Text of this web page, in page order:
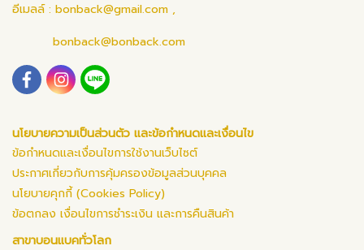
อีเมลล์ : bonback@gmail.com ,
bonback@bonback.com
นโยบายความเป็นส่วนตัว และข้อกำหนดและเงื่อนไข
ข้อกำหนดและเงื่อนไขการใช้งานเว็บไซต์
ประกาศเกี่ยวกับการคุ้มครองข้อมูลส่วนบุคคล
นโยบายคุกกี้ (Cookies Policy)
ข้อตกลง เงื่อนไขการชำระเงิน และการคืนสินค้า
สาขาบอนแบคทั่วโลก